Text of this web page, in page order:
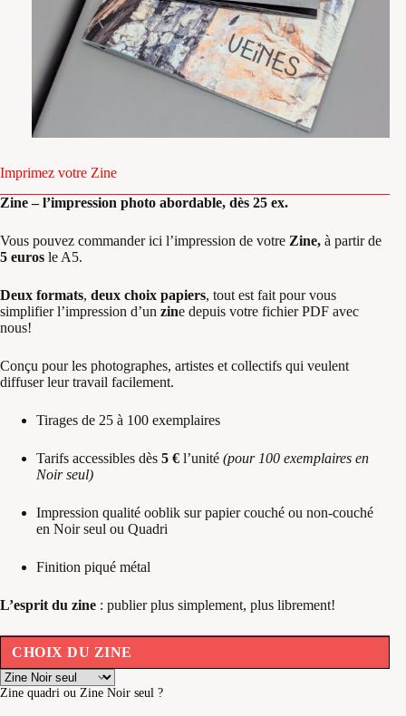
Imprimez votre Zine
Zine – l’impression photo abordable, dès 25 ex.
Vous pouvez commander ici l’impression de votre Zine, à partir de
5 euros le A5.
Deux formats, deux choix papiers, tout est fait pour vous
simplifier l’impression d’un zine depuis votre fichier PDF avec
nous!
Conçu pour les photographes, artistes et collectifs qui veulent
diffuser leur travail facilement.
Tirages de 25 à 100 exemplaires
Tarifs accessibles dès 5 € l’unité (pour 100 exemplaires en
Noir seul)
Impression qualité ooblik sur papier couché ou non-couché
en Noir seul ou Quadri
Finition piqué métal
L’esprit du zine : publier plus simplement, plus librement!
CHOIX DU ZINE
Zine quadri ou Zine Noir seul ?